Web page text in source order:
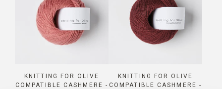
KNITTING FOR OLIVE
COMPATIBLE CASHMERE -
KNITTING FOR OLIVE
COMPATIBLE CASHMERE -